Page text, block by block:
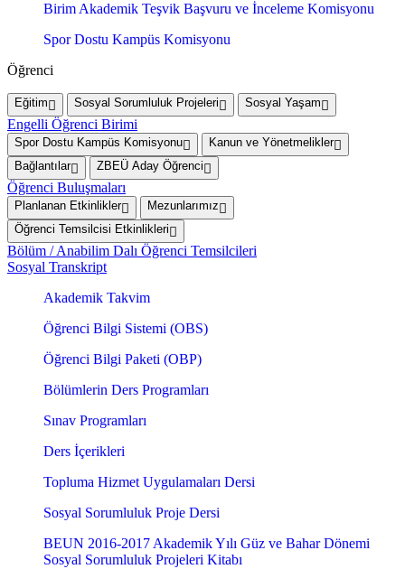
Birim Akademik Teşvik Başvuru ve İnceleme Komisyonu
Spor Dostu Kampüs Komisyonu
Öğrenci
Eğitim Sosyal Sorumluluk Projeleri Sosyal Yaşam
Engelli Öğrenci Birimi
Spor Dostu Kampüs Komisyonu
Kanun ve Yönetmelikler
Bağlantılar
ZBEÜ Aday Öğrenci
Öğrenci Buluşmaları
Planlanan Etkinlikler
Mezunlarımız
Öğrenci Temsilcisi Etkinlikleri
Bölüm / Anabilim Dalı Öğrenci Temsilcileri
Sosyal Transkript
Akademik Takvim
Öğrenci Bilgi Sistemi (OBS)
Öğrenci Bilgi Paketi (OBP)
Bölümlerin Ders Programları
Sınav Programları
Ders İçerikleri
Topluma Hizmet Uygulamaları Dersi
Sosyal Sorumluluk Proje Dersi
BEUN 2016-2017 Akademik Yılı Güz ve Bahar Dönemi
Sosyal Sorumluluk Projeleri Kitabı